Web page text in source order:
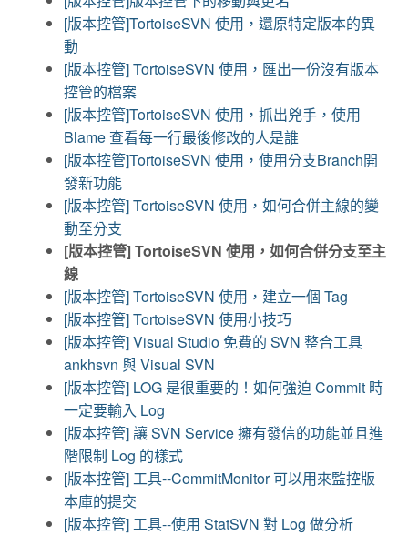
[版本控管]TortoiseSVN 使用，還原特定版本的異
動
[版本控管] TortoiseSVN 使用，匯出一份沒有版本
控管的檔案
[版本控管]TortoiseSVN 使用，抓出兇手，使用
Blame 查看每一行最後修改的人是誰
[版本控管]TortoiseSVN 使用，使用分支Branch開
發新功能
[版本控管] TortoiseSVN 使用，如何合併主線的變
動至分支
[版本控管] TortoiseSVN 使用，如何合併分支至主
線
[版本控管] TortoiseSVN 使用，建立一個 Tag
[版本控管] TortoiseSVN 使用小技巧
[版本控管] Visual Studio 免費的 SVN 整合工具
ankhsvn 與 Visual SVN
[版本控管] LOG 是很重要的！如何強迫 Commit 時
一定要輸入 Log
[版本控管] 讓 SVN Service 擁有發信的功能並且進
階限制 Log 的樣式
[版本控管] 工具--CommitMonitor 可以用來監控版
本庫的提交
[版本控管] 工具--使用 StatSVN 對 Log 做分析